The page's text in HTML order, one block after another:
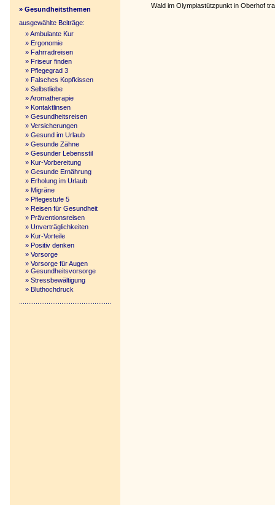
» Gesundheitsthemen
ausgewählte Beiträge:
»Ambulante Kur
» Ergonomie
» Fahrradreisen
» Friseur finden
» Pflegegrad 3
» Falsches Kopfkissen
» Selbstliebe
»Aromatherapie
» Kontaktlinsen
» Gesundheitsreisen
» Versicherungen
» Gesund im Urlaub
» Gesunde Zähne
» Gesunder Lebensstil
» Kur-Vorbereitung
» Gesunde Ernährung
» Erholung im Urlaub
» Migräne
» Pflegestufe 5
» Reisen für Gesundheit
» Präventionsreisen
» Unverträglichkeiten
» Kur-Vorteile
» Positiv denken
» Vorsorge
» Vorsorge für Augen
» Gesundheitsvorsorge
» Stressbewältigung
» Bluthochdruck
Wald im Olympiastützpunkt in Oberhof